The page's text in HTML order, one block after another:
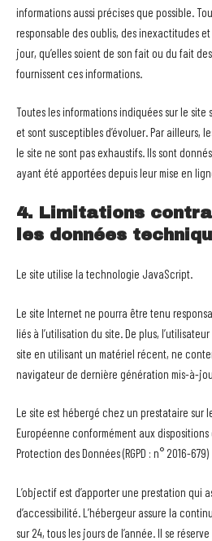
informations aussi précises que possible.
responsable des oublis, des inexactitudes
jour, qu’elles soient de son fait ou du fait
fournissent ces informations.
Toutes les informations indiquées sur le
et sont susceptibles d’évoluer. Par ailleurs,
le site ne sont pas exhaustifs. Ils sont
ayant été apportées depuis leur mise en
4. Limitations
les données
Le site utilise la technologie JavaScript.
Le site Internet ne pourra être tenu
liés à l’utilisation du site. De plus,
site en utilisant un matériel récent, ne
navigateur de dernière génération mis-à-
Le site est hébergé chez un prestataire sur
Européenne conformément aux dispositions
Protection des Données (RGPD : n° 2016-679)
L’objectif est d’apporter une prestation qui
d’accessibilité. L’hébergeur assure la
sur 24, tous les jours de l’année. Il se